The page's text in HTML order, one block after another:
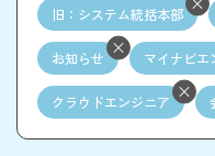
旧：システム統括本部
お知らせ マイナビエ
クラウドエンジニア